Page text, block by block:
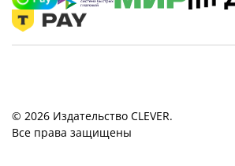
© 2026 Издательство CLEVER.
Все права защищены